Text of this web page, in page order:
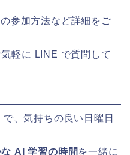
参加方法など詳細をご
軽に LINE で質問して
、気持ちの良い日曜日
AI 学習の時間 を一緒に